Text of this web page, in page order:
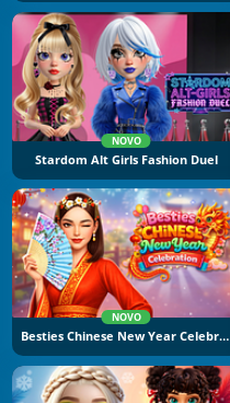
NOVO
Stardom Alt Girls Fashion Duel
NOVO
Besties Chinese New Year Celebration